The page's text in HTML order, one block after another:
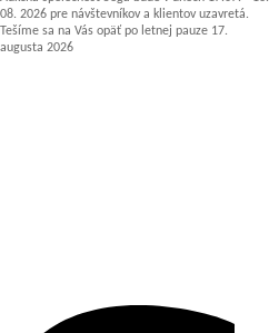
08. 2026 pre návštevníkov a klientov uzavretá.
Tešíme sa na Vás opäť po letnej pauze 17.
augusta 2026